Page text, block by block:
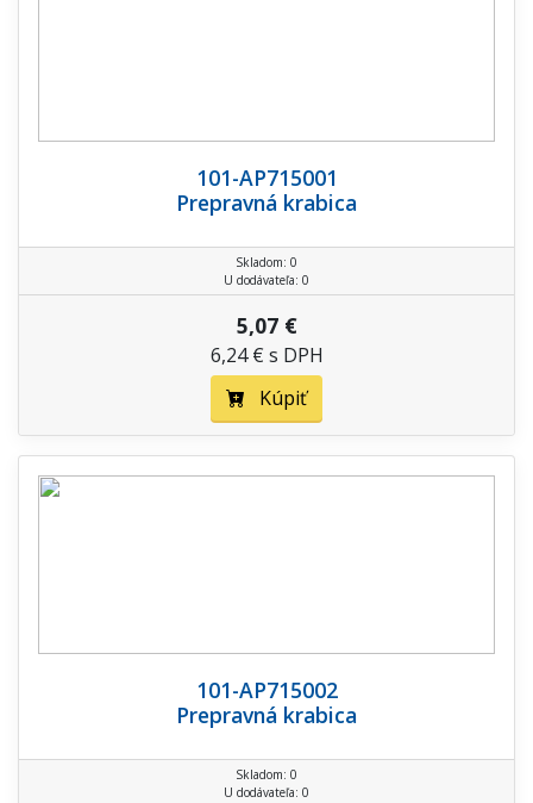
101-AP715001
Prepravná krabica
Skladom: 0
U dodávateľa: 0
5,07 €
6,24 € s DPH
Kúpiť
101-AP715002
Prepravná krabica
Skladom: 0
U dodávateľa: 0